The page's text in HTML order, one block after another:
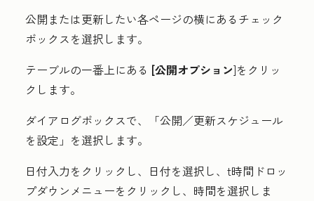
公開または更新したい各ページの横にあるチェック
ボックスを選択します。
テーブルの一番上にある [公開オプション]をクリッ
クします。
ダイアログボックスで、
「公開／更新スケジュール
を設定」 を選択します。
日付入力をクリックし、 日付を選択し、 t時間 ドロッ
プダウンメニューをクリックし、 時間を選択しま